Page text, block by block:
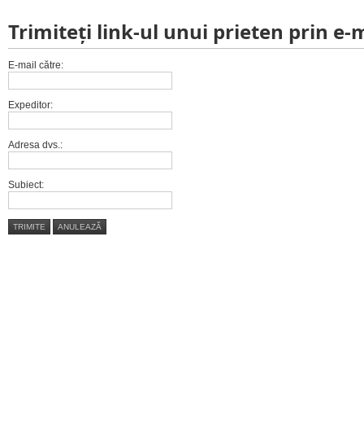
Trimiteţi link-ul unui prieten prin e-
E-mail către:
Expeditor:
Adresa dvs.:
Subiect:
TRIMITE ANULEAZĂ